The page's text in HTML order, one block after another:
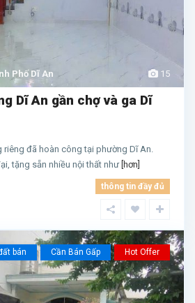
15
Phố Dĩ An
Dĩ An gần chợ và ga Dĩ
riêng đã hoàn công tại phường Dĩ An.
tặng sẵn nhiều nội thất như [hơn]
thông tin đầy đủ
bán Cần Bán Gấp Hot Offer